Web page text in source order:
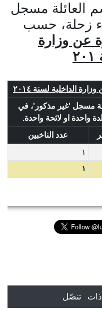
العائلة مسجل
زحلة، حسب
عن وزارة
الداخلية لسنة ٢٠١٤
مسجل 'غير مذكور'، في
عدد الناخبين
١
١
تنصّل